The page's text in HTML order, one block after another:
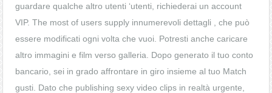
guardare qualche altro utenti ‘utenti, richiederai un account
VIP. The most of users supply innumerevoli dettagli , che può
essere modificati ogni volta che vuoi. Potresti anche caricare
altro immagini e film verso galleria. Dopo generato il tuo conto
bancario, sei in grado affrontare in giro insieme al tuo Match
gusti. Dato che publishing sexy video clips in realtà urgente,